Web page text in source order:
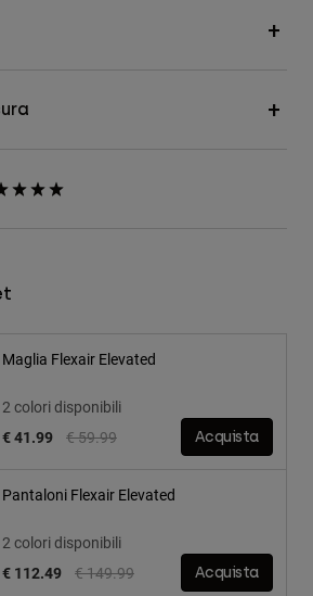
Maglia Flexair Elevated
2 colori disponibili
Price reduced from
€ 59.99to
€ 41.99 Acquista
Pantaloni Flexair Elevated
2 colori disponibili
Price reduced from
€ 149.99to
€ 112.49 Acquista